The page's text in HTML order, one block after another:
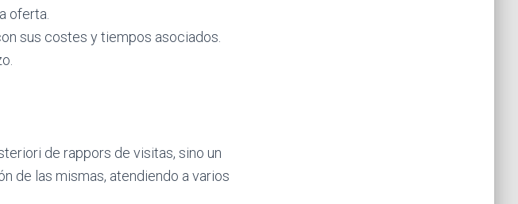
oferta.
sus costes y tiempos asociados.
de rappors de visitas, sino un
de las mismas, atendiendo a varios